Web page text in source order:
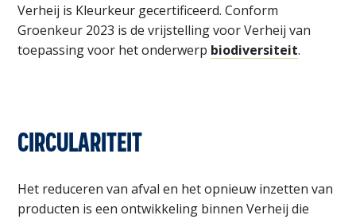
Verheij is Kleurkeur gecertificeerd. Conform
Groenkeur 2023 is de vrijstelling voor Verheij van
toepassing voor het onderwerp biodiversiteit.
CIRCULARITEIT
Het reduceren van afval en het opnieuw inzetten van
producten is een ontwikkeling binnen Verheij die